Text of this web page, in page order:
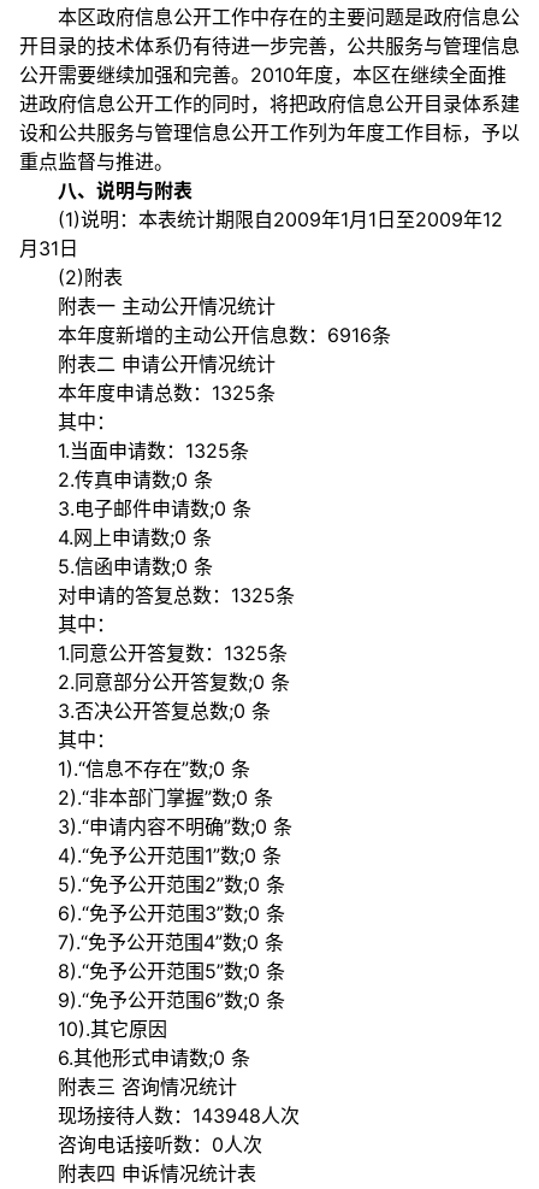
本区政府信息公开工作中存在的主要问题是政府信息公
开目录的技术体系仍有待进一步完善，公共服务与管理信息
公开需要继续加强和完善。2010年度，本区在继续全面推
进政府信息公开工作的同时，将把政府信息公开目录体系建
设和公共服务与管理信息公开工作列为年度工作目标，予以
重点监督与推进。
八、说明与附表
(1)说明：本表统计期限自2009年1月1日至2009年12
月31日
(2)附表
附表一 主动公开情况统计
本年度新增的主动公开信息数：6916条
附表二 申请公开情况统计
本年度申请总数：1325条
其中：
1.当面申请数：1325条
2.传真申请数;0 条
3.电子邮件申请数;0 条
4.网上申请数;0 条
5.信函申请数;0 条
对申请的答复总数：1325条
其中：
1.同意公开答复数：1325条
2.同意部分公开答复数;0 条
3.否决公开答复总数;0 条
其中：
1).“信息不存在”数;0 条
2).“非本部门掌握”数;0 条
3).“申请内容不明确”数;0 条
4).“免予公开范围1”数;0 条
5).“免予公开范围2”数;0 条
6).“免予公开范围3”数;0 条
7).“免予公开范围4”数;0 条
8).“免予公开范围5”数;0 条
9).“免予公开范围6”数;0 条
10).其它原因
6.其他形式申请数;0 条
附表三 咨询情况统计
现场接待人数：143948人次
咨询电话接听数：0人次
附表四 申诉情况统计表